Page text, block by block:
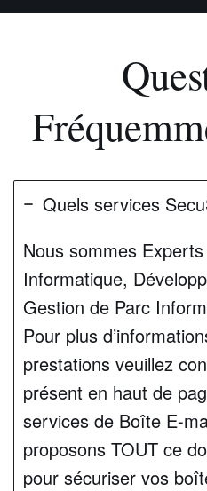
Quels services
Nous sommes
Informatique,
Gestion de Parc
Pour plus
prestations veuillez
présent en haut de
services de Boîte E-
proposons TOUT ce
pour sécuriser vos